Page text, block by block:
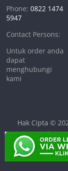
Phone:0822 1474
5947
Contact Persons:
Untuk order anda
dapat
menghubungi
kami
Hak Cipta ©
Tema: